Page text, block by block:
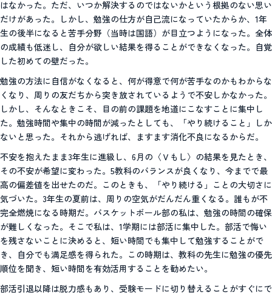
はなかった。ただ、いつか解決するのではないかという根拠のない思い
だけがあった。しかし、勉強の仕方が自己流になっていたからか、1年
生の後半になると苦手分野（当時は国語）が目立つようになった。全体
の成績も低迷し、自分が欲しい結果を得ることができなくなった。自覚
した初めての壁だった。
勉強の方法に自信がなくなると、何が得意で何が苦手なのかもわからな
くなり、周りの友だちから突き放されているようで不安しかなかった。
しかし、そんなときこそ、目の前の課題を地道にこなすことに集中し
た。勉強時間や集中の時間が減ったとしても、「やり続けること」しか
ないと思った。それから逃げれば、ますます消化不良になるからだ。
不安を抱えたまま3年生に進級し、6月の〈Ｖもし〉の結果を見たとき、
その不安が希望に変わった。5教科のバランスが良くなり、今までで最
高の偏差値を出せたのだ。このときも、「やり続ける」ことの大切さに
気づいた。3年生の夏前は、周りの空気がだんだん重くなる。誰もが不
完全燃焼になる時期だ。バスケットボール部の私は、勉強の時間の確保
が難しくなった。そこで私は、1学期には部活に集中した。部活で悔い
を残さないことに決めると、短い時間でも集中して勉強することがで
き、自分でも満足感を得られた。この時期は、教科の先生に勉強の優先
順位を聞き、短い時間を有効活用することを勧めたい。
部活引退以降は脱力感もあり、受験モードに切り替えることがすぐにで